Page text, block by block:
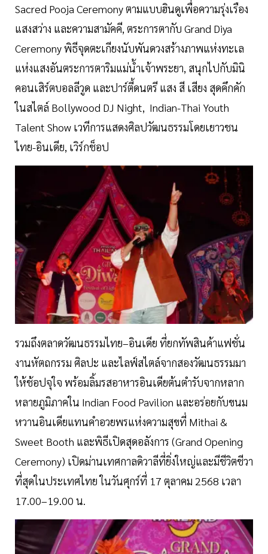
Sacred Pooja Ceremony ตามแบบฮินดูเพื่อความรุ่งเรือง
แสงสว่าง และความสามัคคี, ตระการตากับ Grand Diya
Ceremony พิธีจุดตะเกียงนับพันดวงสร้างภาพแห่งทะเล
แห่งแสงอันตระการตาริมแม่น้ำเจ้าพระยา, สนุกไปกับมินิ
คอนเสิร์ตบอลลีวูด และปาร์ตี้ดนตรี แสง สี เสียง สุดคึกคัก
ในสไตล์ Bollywood DJ Night, Indian-Thai Youth
Talent Show เวทีการแสดงศิลปวัฒนธรรมโดยเยาวชน
ไทย-อินเดีย, เวิร์กช็อป
รวมถึงตลาดวัฒนธรรมไทย–อินเดีย ที่ยกทัพสินค้าแฟชั่น
งานหัตถกรรม ศิลปะ และไลฟ์สไตล์จากสองวัฒนธรรมมา
ให้ช้อปจุใจ พร้อมลิ้มรสอาหารอินเดียต้นตำรับจากหลาก
หลายภูมิภาคใน Indian Food Pavilion และอร่อยกับขนม
หวานอินเดียแทนคำอวยพรแห่งความสุขที่ Mithai &
Sweet Booth และพิธีเปิดสุดอลังการ (Grand Opening
Ceremony) เปิดม่านเทศกาลดิวาลีที่ยิ่งใหญ่และมีชีวิตชีวา
ที่สุดในประเทศไทย ในวันศุกร์ที่ 17 ตุลาคม 2568 เวลา
17.00–19.00 น.